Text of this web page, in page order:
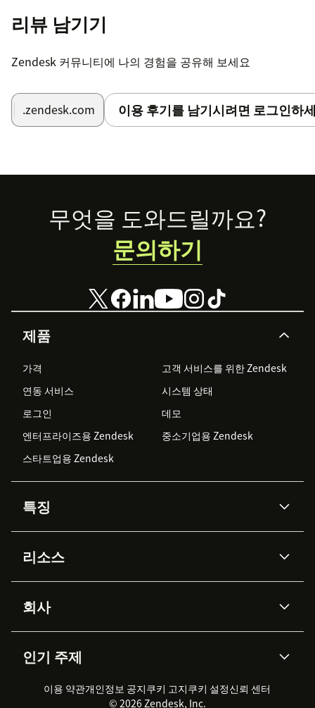
리뷰 남기기
Zendesk 커뮤니티에 나의 경험을 공유해 보세요
.zendesk.com 이용 후기를 남기시려면 로그인하
Footer
제품
가격
고객 서비스를 위한 Zendesk
연동 서비스
시스템 상태
로그인
데모
엔터프라이즈용 Zendesk
중소기업용 Zendesk
스타트업용 Zendesk
특징
Zendesk AI
Advanced Data Privacy &
Protection
지식창고
워크포스 관리
실시간 채팅
클라이언트 포털
리소스
API & 개발자
AI 리서치
이벤트 & 웨비나
고객 사례
회사
채용 정보
지속 가능성 보고서
Zendesk Foundation
인기 주제
2026 CX 트렌드
제품 업데이트
무엇을 도와드릴까요?
문의하기
이용 약관개인정보 공지쿠키 고지쿠키 설정신뢰 센터
© 2026 Zendesk, Inc.